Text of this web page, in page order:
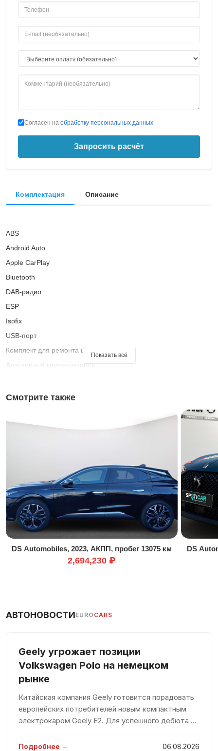
Согласен на обработку персональных данных
Запросить расчёт
Комплектация Описание
ABS
Android Auto
Apple CarPlay
Bluetooth
DAB-радио
ESP
Isofix
USB-порт
Комплект для ремонта шин
Адаптивный круиз-контроль
Ассистент при старте на подъеме
Бесключевой доступ
Датчик освещенности
Зеркало заднего вида с автоматическим затемнением
Иммобилайзер
Кожаный руль
Колеса из легкого сплава
Комплект громкой связи
Мониторинг слепых зон
Подогрев сидений
Проекционный дисплей
Противобуксовочная система
Распознавание дорожных знаков
Сажевый фильтр
Светодиодные фары
Показать всё
Смотрите также
DS Automobiles, 2023, АКПП, пробег 13075 км
2,694,230 ₽
DS
АВТОНОВОСТИEURO CARS
Geely угрожает позиции
Volkswagen Polo на немецком
рынке
Китайская компания Geely готовится порадовать
европейских потребителей новым компактным
электрокаром Geely E2. Для успешного дебюта на
стремясь захватить значительную долю среди
Подробнее → 06.08.2026